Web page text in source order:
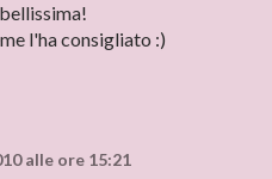
l'ha consigliato :)
alle ore 15:21